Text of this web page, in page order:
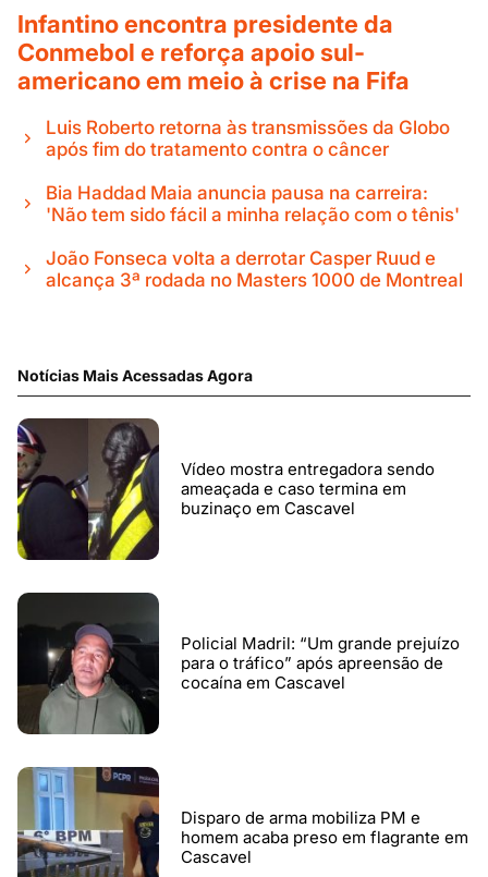
Infantino encontra presidente da
Conmebol e reforça apoio sul-
americano em meio à crise na Fifa
Luis Roberto retorna às transmissões da Globo
após fim do tratamento contra o câncer
Bia Haddad Maia anuncia pausa na carreira:
'Não tem sido fácil a minha relação com o tênis'
João Fonseca volta a derrotar Casper Ruud e
alcança 3ª rodada no Masters 1000 de Montreal
Notícias Mais Acessadas Agora
Vídeo mostra entregadora sendo
ameaçada e caso termina em
buzinaço em Cascavel
Policial Madril: “Um grande prejuízo
para o tráfico” após apreensão de
cocaína em Cascavel
Disparo de arma mobiliza PM e
homem acaba preso em flagrante em
Cascavel